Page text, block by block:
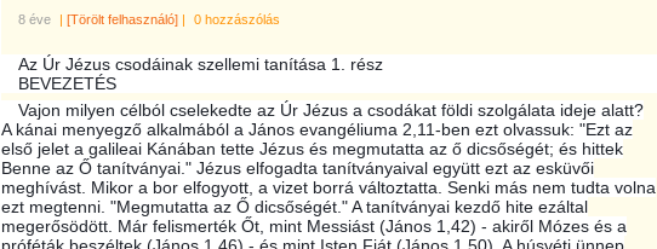
8 éve | [Törölt felhasználó] | 0 hozzászólás
Az Úr Jézus csodáinak szellemi tanítása 1. rész
BEVEZETÉS
Vajon milyen célból cselekedte az Úr Jézus a csodákat földi szolgálata ideje alatt?
A kánai menyegző alkalmából a János evangéliuma 2,11-ben ezt olvassuk: "Ezt az
első jelet a galileai Kánában tette Jézus és megmutatta az ő dicsőségét; és hittek
Benne az Ő tanítványai." Jézus elfogadta tanítványaival együtt ezt az esküvői
meghívást. Mikor a bor elfogyott, a vizet borrá változtatta. Senki más nem tudta volna
ezt megtenni. "Megmutatta az Ő dicsőségét." A tanítványai kezdő hite ezáltal
megerősödött. Már felismerték Őt, mint Messiást (János 1,42) - akiről Mózes és a